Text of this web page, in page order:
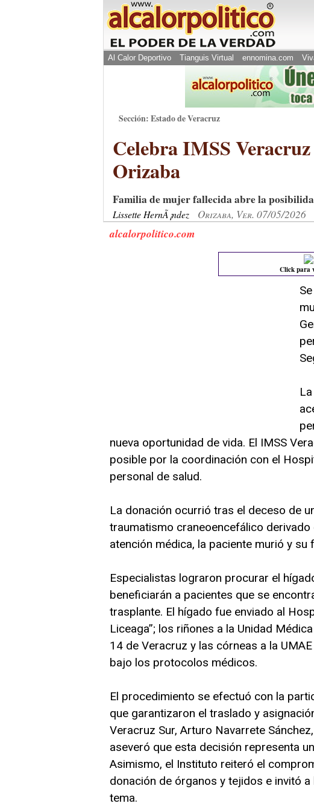
Al Calor Deportivo Tianguis Virtual ennomina.com
Sección: Estado de Veracruz
Celebra IMSS
Orizaba
Familia de mujer fallecida abre la
Lissette HernÃ¡ndez Orizaba, Ver. 07/05/2026
alcalorpolitico.com
Click para
nueva oportunidad de vida. El IMSS
posible por la coordinación con el
personal de salud.
La donación ocurrió tras el deceso de
traumatismo craneoencefálico derivado
atención médica, la paciente murió y
Especialistas lograron procurar el
beneficiarán a pacientes que se
trasplante. El hígado fue enviado al
Liceaga”; los riñones a la Unidad
14 de Veracruz y las córneas a la
bajo los protocolos médicos.
El procedimiento se efectuó con la
que garantizaron el traslado y
Veracruz Sur, Arturo Navarrete
aseveró que esta decisión representa
Asimismo, el Instituto reiteró el
donación de órganos y tejidos e invitó
tema.